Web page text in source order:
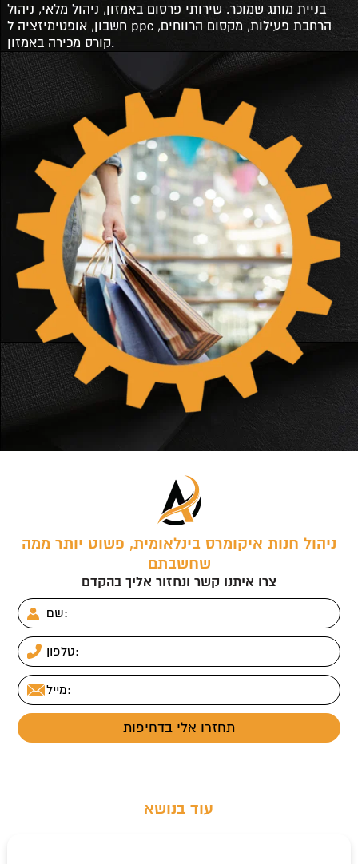
בניית מותג שמוכר. שירותי פרסום באמזון, ניהול מלאי, ניהול
חשבון, אופטימיזציה ל ppc הרחבת פעילות, מקסום הרווחים,
קורס מכירה באמזון.
ניהול חנות איקומרס בינלאומית, פשוט יותר ממה
שחשבתם
צרו איתנו קשר ונחזור אליך בהקדם
עוד בנושא